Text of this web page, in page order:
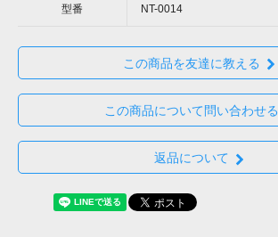
型番 NT-0014
この商品を友達に教える
この商品について問い合わせる
返品について